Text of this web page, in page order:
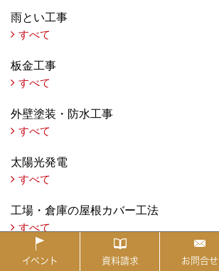
雨とい工事
すべて
板金工事
すべて
外壁塗装・防水工事
すべて
太陽光発電
すべて
工場・倉庫の屋根カバー工法
すべて
社寺
イベント 資料請求 お問合せ